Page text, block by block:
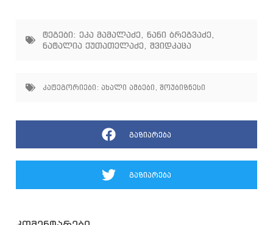
ტეგები: ეკა მამალაძე, ნანი ბრეგვაძე,
ნატალია ქუთათელაძე, შვიდკაცა
კატეგორიები: ახალი ამბები , შოუბიზნესი
გაზიარება
გაზიარება